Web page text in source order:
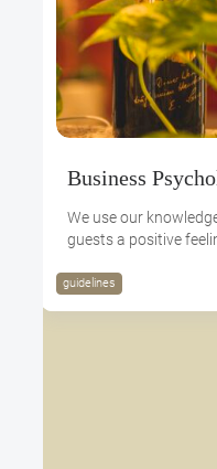
Business
We use our
guests a positive
guidelines